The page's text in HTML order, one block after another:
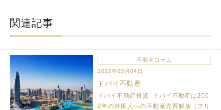
関連記事
不動産コラム
2022年03月04日
ドバイ不動産
ドバイ不動産投資 ドバイ不動産は200
2年の外国人への不動産売買解放（フリ